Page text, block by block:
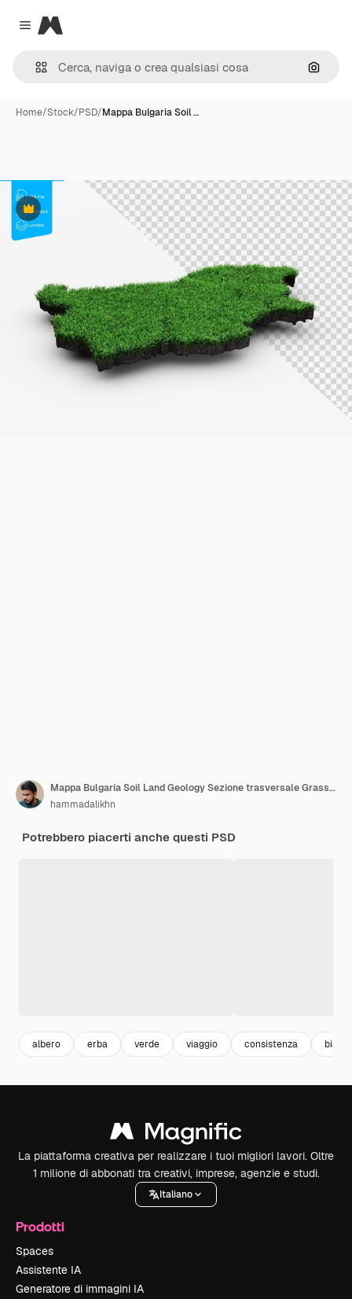
Close menu
Magnific
Cerca
Home/Stock/PSD/Mappa Bulgaria Soil …
Premium
Mappa Bulgaria Soil Land Geology Sezione trasversale Grass verde e roccia Texture del suolo Illustrazione 3d
hammadalikhn
Potrebbero piacerti anche questi PSD
albero erba verde viaggio consistenza
La piattaforma creativa per realizzare i tuoi migliori lavori. Oltre
1 milione di abbonati tra creativi, imprese, agenzie e studi.
Italiano
Prodotti
Spaces
Assistente IA
Generatore di immagini IA